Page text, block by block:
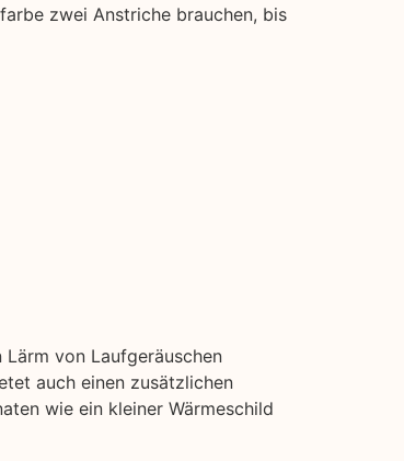
zwei Anstriche brauchen, bis
von Laufgeräuschen
auch einen zusätzlichen
wie ein kleiner Wärmeschild